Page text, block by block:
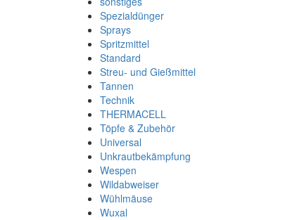
Spezialdünger
Sprays
Spritzmittel
Standard
Streu- und Gießmittel
Tannen
Technik
THERMACELL
Töpfe & Zubehör
Universal
Unkrautbekämpfung
Wespen
Wildabweiser
Wühlmäuse
Wuxal